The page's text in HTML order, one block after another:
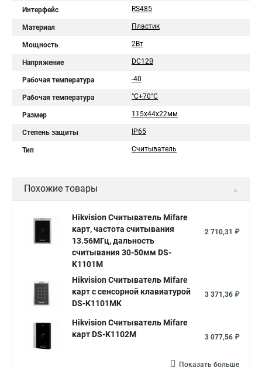
Интерфейс RS485
Материал Пластик
Мощность 2Вт
Напряжение DC12В
Рабочая температура -40
Рабочая температура °C+70°C
Размер 115х44х22мм
Степень защиты IP65
Тип Считыватель
Похожие товары
Hikvision Считыватель Mifare
карт, частота считывания
13.56МГц, дальность
считывания 30-50мм DS-
K1101M
2 710,31 ₽
Hikvision Считыватель Mifare
карт с сенсорной клавиатурой
DS-K1101MK
3 371,36 ₽
Hikvision Считыватель Mifare
карт DS-K1102M
3 077,56 ₽
Показать больше